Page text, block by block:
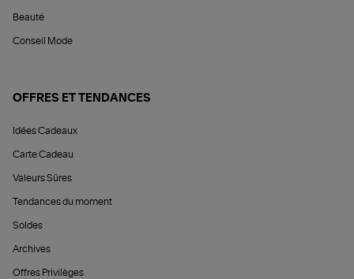
Beauté
Conseil Mode
OFFRES ET TENDANCES
Idées Cadeaux
Carte Cadeau
Valeurs Sûres
Tendances du moment
Soldes
Archives
Offres Privilèges